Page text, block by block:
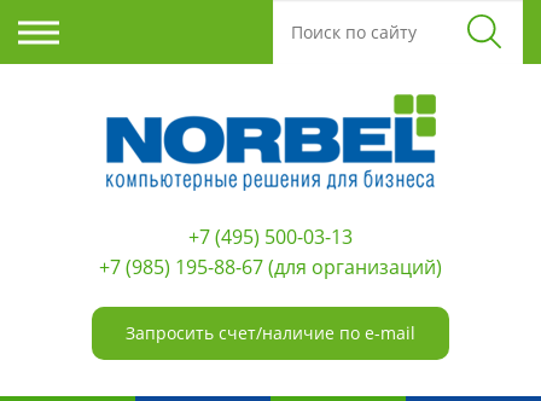
+7 (495) 500-03-13
+7 (985) 195-88-67(для организаций)
Запросить счет/наличие по e-mail